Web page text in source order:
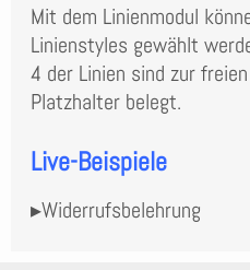
Mit dem Linienmodul
Linienstyles gewählt
4 der Linien sind zur
Platzhalter belegt.
Live-Beispiele
▸Widerrufsbelehrung